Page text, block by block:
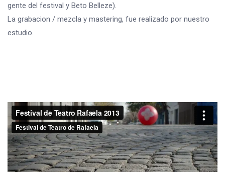
gente del festival y Beto Belleze).
La grabacion / mezcla y mastering, fue realizado por nuestro
estudio.